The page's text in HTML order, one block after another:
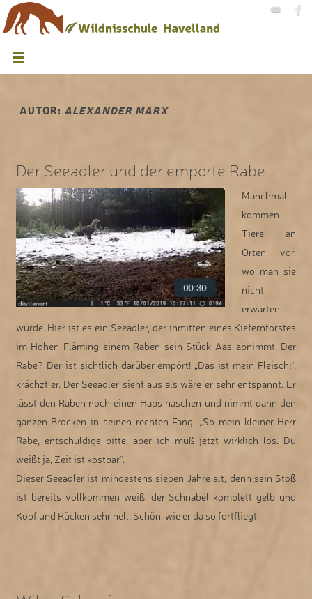
AUTOR: ALEXANDER MARX
Der Seeadler und der empörte Rabe
Manchmal
kommen
Tiere an
Orten vor,
wo man sie
nicht
erwarten
würde. Hier ist es ein Seeadler, der inmitten eines Kiefernforstes
im Hohen Fläming einem Raben sein Stück Aas abnimmt. Der
Rabe? Der ist sichtlich darüber empört! „Das ist mein Fleisch!“,
krächzt er. Der Seeadler sieht aus als wäre er sehr entspannt. Er
lässt den Raben noch einen Haps naschen und nimmt dann den
ganzen Brocken in seinen rechten Fang. „So mein kleiner Herr
Rabe, entschuldige bitte, aber ich muß jetzt wirklich los. Du
weißt ja, Zeit ist kostbar“.
Dieser Seeadler ist mindestens sieben Jahre alt, denn sein Stoß
ist bereits vollkommen weiß, der Schnabel komplett gelb und
Kopf und Rücken sehr hell. Schön, wie er da so fortfliegt.